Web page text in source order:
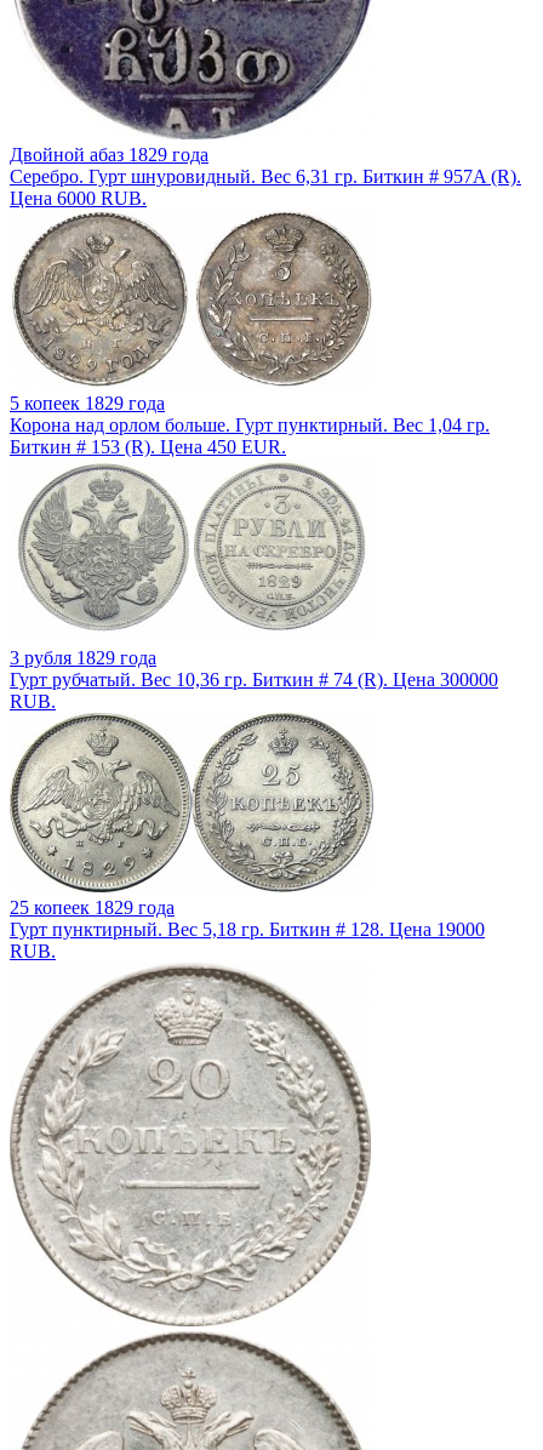
Двойной абаз 1829 года
Серебро. Гурт шнуровидный. Вес 6,31 гр. Биткин # 957A (R).
Цена 6000 RUB.
5 копеек 1829 года
Корона над орлом больше. Гурт пунктирный. Вес 1,04 гр.
Биткин # 153 (R). Цена 450 EUR.
3 рубля 1829 года
Гурт рубчатый. Вес 10,36 гр. Биткин # 74 (R). Цена 300000
RUB.
25 копеек 1829 года
Гурт пунктирный. Вес 5,18 гр. Биткин # 128. Цена 19000
RUB.